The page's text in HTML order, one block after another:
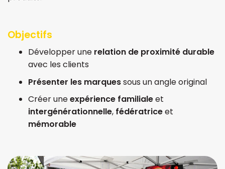
Objectifs
Développer unerelation de proximité durable
avec les clients
Présenter les marquessous un angle original
Créer uneexpérience familialeet
intergénérationnelle, fédératriceet
mémorable